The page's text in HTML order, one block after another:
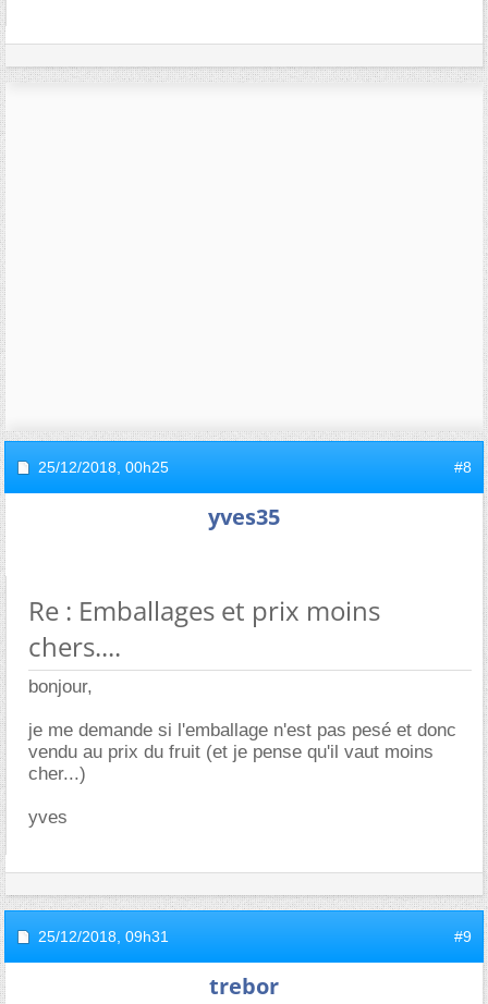
25/12/2018, 00h25 #8
yves35
Re : Emballages et prix moins
chers....
bonjour,
je me demande si l'emballage n'est pas pesé et donc
vendu au prix du fruit (et je pense qu'il vaut moins
cher...)
yves
25/12/2018, 09h31 #9
trebor